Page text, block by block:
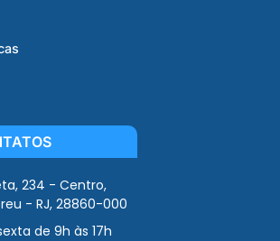
234 - Centro,
- RJ, 28860-000
de 9h às 17h